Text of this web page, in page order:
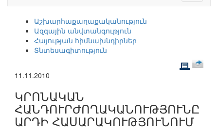
Աշխարհաքաղաքականություն
Ազգային անվտանգություն
Հայության հիմնախնդիրներ
Տնտեսագիտություն
11.11.2010
ԿՐՈՆԱԿԱՆ
ՀԱՆԴՈՒՐԺՈՂԱԿԱՆՈՒԹՅՈՒՆԸ
ԱՐԴԻ ՀԱՍԱՐԱԿՈՒԹՅՈՒՆՈՒՄ